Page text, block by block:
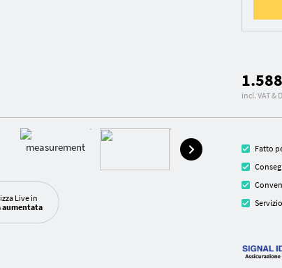
Live in
aumentata
incl. VAT &
Fatto